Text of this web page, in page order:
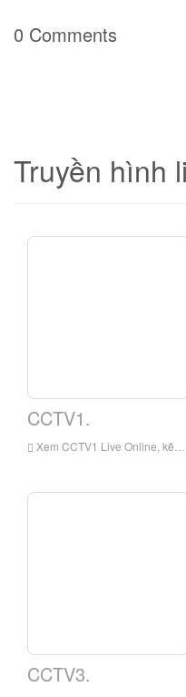
0 Comments
Truyền hình
CCTV1.
Xem CCTV1 Live Online, kênh tích hợp của Truyền hình Trung ương Trung Quốc (Dấu hiệu cuộc gọi kênh: CCTV-1 Tích hợp) là kênh chương trình tích hợp dựa trên tiếng Quan thoại thuộc sở hữu của Truyền hình Trung Quốc. Kênh này là kênh tích hợp sớm nhất và có ảnh hưởng nhất của truyền hình trung ương Trung Quốc.
CCTV3.